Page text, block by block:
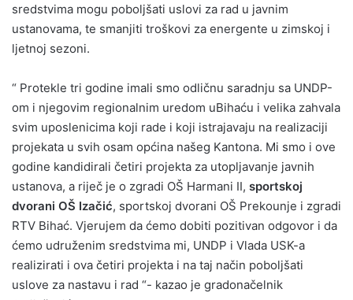
sredstvima mogu poboljšati uslovi za rad u javnim
ustanovama, te smanjiti troškovi za energente u zimskoj i
ljetnoj sezoni.
“ Protekle tri godine imali smo odličnu saradnju sa UNDP-
om i njegovim regionalnim uredom uBihaću i velika zahvala
svim uposlenicima koji rade i koji istrajavaju na realizaciji
projekata u svih osam općina našeg Kantona. Mi smo i ove
godine kandidirali četiri projekta za utopljavanje javnih
ustanova, a riječ je o zgradi OŠ Harmani II, sportskoj
dvorani OŠ Izačić, sportskoj dvorani OŠ Prekounje i zgradi
RTV Bihać. Vjerujem da ćemo dobiti pozitivan odgovor i da
ćemo udruženim sredstvima mi, UNDP i Vlada USK-a
realizirati i ova četiri projekta i na taj način poboljšati
uslove za nastavu i rad “- kazao je gradonačelnik